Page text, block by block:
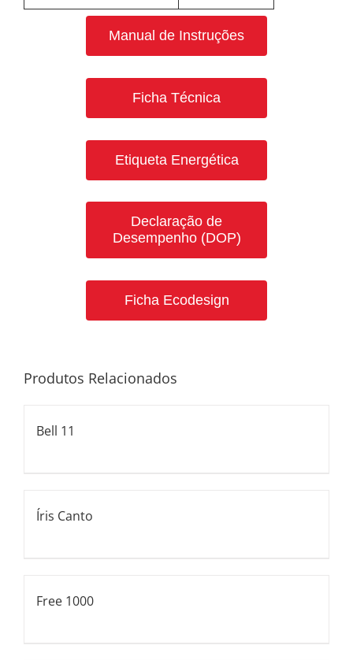
Manual de Instruções
Ficha Técnica
Etiqueta Energética
Declaração de
Desempenho (DOP)
Ficha Ecodesign
Produtos Relacionados
Bell 11
Íris Canto
Free 1000